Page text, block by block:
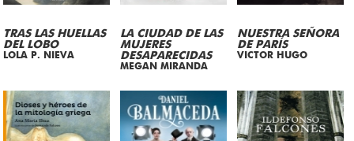
TRAS LAS HUELLAS
DEL LOBO
LOLA P. NIEVA
LA CIUDAD DE LAS
MUJERES
DESAPARECIDAS
MEGAN MIRANDA
NUESTRA SEÑORA
DE PARÍS
VICTOR HUGO